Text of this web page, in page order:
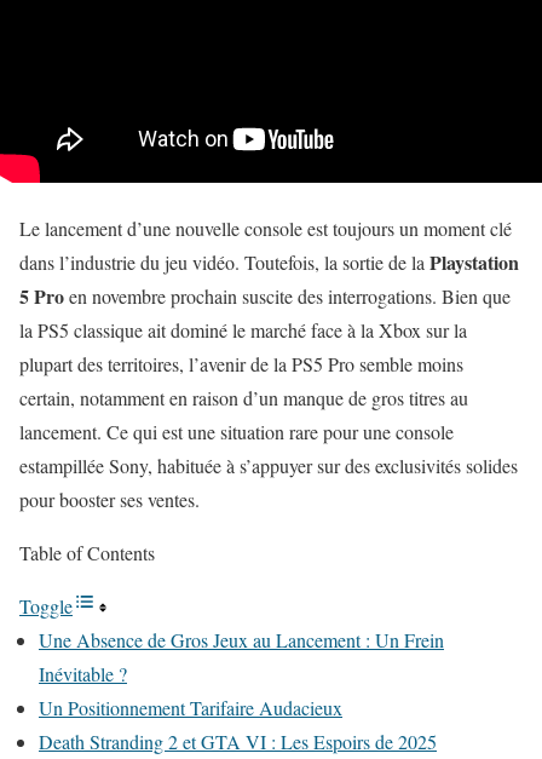
Le lancement d’une nouvelle console est toujours un moment clé
dans l’industrie du jeu vidéo. Toutefois, la sortie de laPlaystation
5 Proen novembre prochain suscite des interrogations. Bien que
la PS5 classique ait dominé le marché face à la Xbox sur la
plupart des territoires, l’avenir de la PS5 Pro semble moins
certain, notamment en raison d’un manque de gros titres au
lancement. Ce qui est une situation rare pour une console
estampillée Sony, habituée à s’appuyer sur des exclusivités solides
pour booster ses ventes.
Table of Contents
Toggle
Une Absence de Gros Jeux au Lancement : Un Frein
Inévitable ?
Un Positionnement Tarifaire Audacieux
Death Stranding 2 et GTA VI : Les Espoirs de 2025